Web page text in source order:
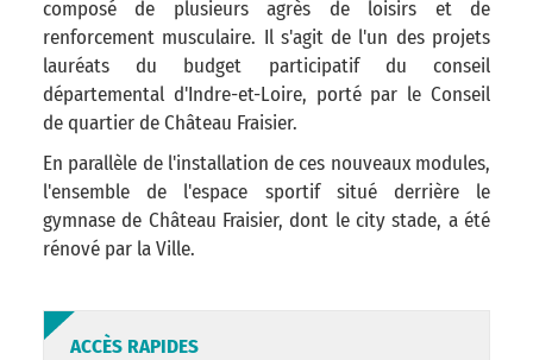
composé de plusieurs agrès de loisirs et de
renforcement musculaire. Il s'agit de l'un des projets
lauréats du budget participatif du conseil
départemental d'Indre-et-Loire, porté par le Conseil
de quartier de Château Fraisier.
En parallèle de l'installation de ces nouveaux modules,
l'ensemble de l'espace sportif situé derrière le
gymnase de Château Fraisier, dont le city stade, a été
rénové par la Ville.
ACCÈS RAPIDES